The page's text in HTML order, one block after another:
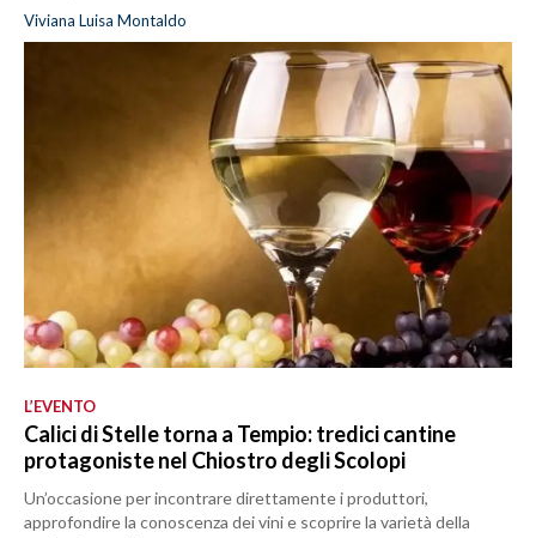
Viviana Luisa Montaldo
L’EVENTO
Calici di Stelle torna a Tempio: tredici cantine
protagoniste nel Chiostro degli Scolopi
Un’occasione per incontrare direttamente i produttori,
approfondire la conoscenza dei vini e scoprire la varietà della